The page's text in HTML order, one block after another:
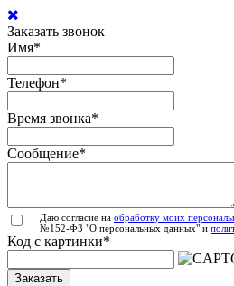
Заказать звонок
Имя*
Телефон*
Время звонка*
Сообщение*
Даю согласие на обработку моих
№152-ФЗ "О персональных данных" и
Код с картинки*
Заказать